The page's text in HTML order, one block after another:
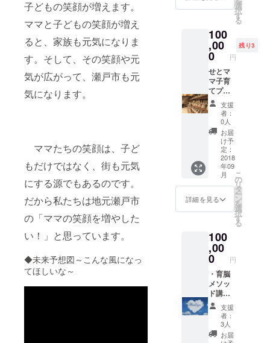
子どもの笑顔が増えます。
ママと子どもの笑顔が増え
ると、家族も元気になりま
す。そして、その笑顔や元
気が広がって、瀬戸市も元
気になります。
ママたちの笑顔は、子ど
もだけではなく、街も元気
にする源でもあるのです。
だから私たちは地元瀬戸市
の「ママの笑顔を増やした
い！」と思っています。
◆未来予想図～こんな風になっ
てほしいな～
の講師
て、瀬
戸市在
住の方
ジェク
トを応
援して
くれて
いる皆
さんが
音楽に
合わせ
て踊っ
てくれ
まし
た。
笑顔に
なって
いま
す。
戸市在
住の方
やプロ
ジェク
トを応
援して
くれて
いる皆
さんが
音楽に
合わせ
て踊っ
てくれ
まし
た。
きっと
笑顔に
なって
す。
た年代
別関わ
り方の
ヒント
動画：
「育脳
メソッ
ド」の
講師で
ある水
野貴久
枝から
脳の仕
組みの
解説と
それぞ
れの講
師から
お伝え
しま
す。 ・
見たら
笑顔に
なる
踊って
みた動
画：私
たち4人
の講師
を７つ
すべて
えしま
す。 ・
脳の仕
組みに
基づい
た年代
別関わ
り方の
ヒント
動画：
「育脳
メソッ
ド」の
講師で
ある水
野貴久
枝から
脳の仕
組みの
解説と
れの講
師から
の子育
てのヒ
ントを
お伝え
しま
す。 ・
見たら
笑顔に
なる
選
択
す
る
100
,00
0 円
残り3
せとマ
マ子育
てプロ
ジェク
トメン
バー4人
による
瀬戸お
すすめ
の場所
をめぐ
り、お
いしい
ランチ
を食べ
て、子
ついて
学べる
ツアー
・育脳
メソッ
ド講
座：育
脳メ
ソッド
のイン
ストラ
支援
者：
0人
お届
け予
定：
2018
年09
月
詳細を見る
こ
の
リ
タ
ー
ン
を
選
択
す
る
100
,00
0 円
・育脳
メソッ
ド講
座：育
脳メ
ソッド
のイン
支援
者：
3人
お届